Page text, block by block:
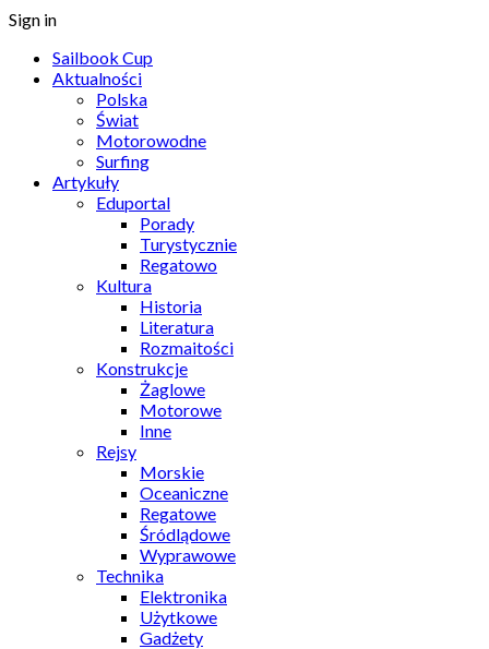
Sign in
Sailbook Cup
Aktualności
Polska
Świat
Motorowodne
Surfing
Artykuły
Eduportal
Porady
Turystycznie
Regatowo
Kultura
Historia
Literatura
Rozmaitości
Konstrukcje
Żaglowe
Motorowe
Inne
Rejsy
Morskie
Oceaniczne
Regatowe
Śródlądowe
Wyprawowe
Technika
Elektronika
Użytkowe
Gadżety